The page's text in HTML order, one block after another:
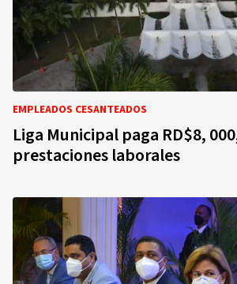
EMPLEADOS CESANTEADOS
Liga Municipal paga RD$8,
prestaciones laborales